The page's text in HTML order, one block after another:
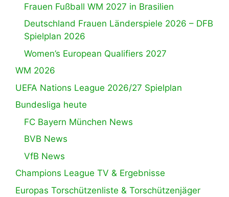
Frauen Fußball WM 2027 in Brasilien
Deutschland Frauen Länderspiele 2026 – DFB
Spielplan 2026
Women’s European Qualifiers 2027
WM 2026
UEFA Nations League 2026/27 Spielplan
Bundesliga heute
FC Bayern München News
BVB News
VfB News
Champions League TV & Ergebnisse
Europas Torschützenliste & Torschützenjäger